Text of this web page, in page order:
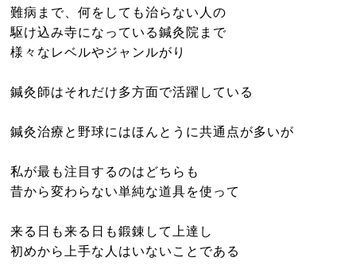
難病まで、何をしても治らない人の
駆け込み寺になっている鍼灸院まで
様々なレベルやジャンルがり
鍼灸師はそれだけ多方面で活躍している
鍼灸治療と野球にはほんとうに共通点が多いが
私が最も注目するのはどちらも
昔から変わらない単純な道具を使って
来る日も来る日も鍛錬して上達し
初めから上手な人はいないことである